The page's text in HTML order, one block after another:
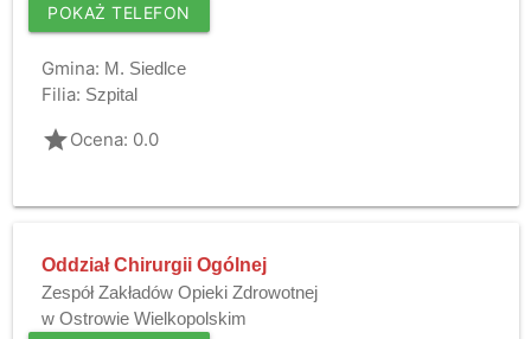
POKAŻ TELEFON
Gmina: M. Siedlce
Filia: Szpital
gradeOcena: 0.0
Oddział Chirurgii Ogólnej
Zespół Zakładów Opieki Zdrowotnej
w Ostrowie Wielkopolskim